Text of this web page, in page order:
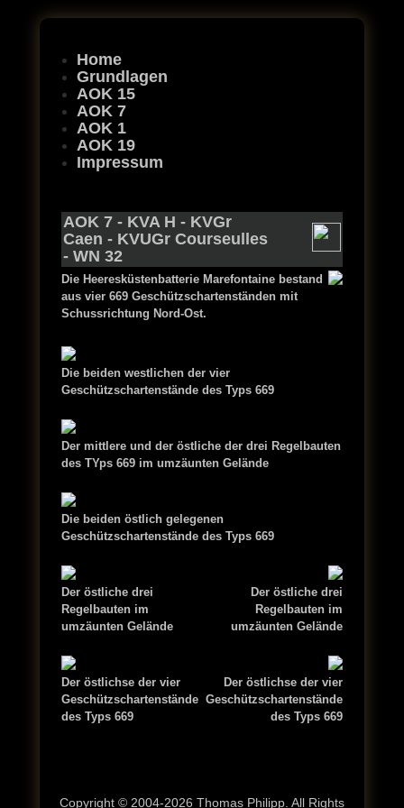
Home
Grundlagen
AOK 15
AOK 7
AOK 1
AOK 19
Impressum
AOK 7- KVA H - KVGr
Caen - KVUGr Courseulles
- WN 32
Die Heeresküstenbatterie Marefontaine bestand
aus vier 669 Geschützschartenständen mit
Schussrichtung Nord-Ost.
Die beiden westlichen der vier
Geschützschartenstände des Typs 669
Der mittlere und der östliche der drei Regelbauten
des TYps 669 im umzäunten Gelände
Die beiden östlich gelegenen
Geschützschartenstände des Typs 669
Der östliche drei
Regelbauten im
umzäunten Gelände
Der östliche drei
Regelbauten im
umzäunten Gelände
Der östlichse der vier
Geschützschartenstände
des Typs 669
Der östlichse der vier
Geschützschartenstände
des Typs 669
Copyright © 2004-2026 Thomas Philipp. All Rights